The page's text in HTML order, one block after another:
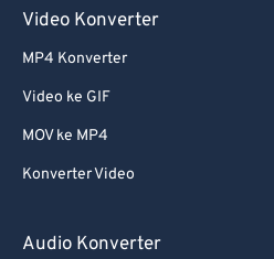
Video Konverter
MP4 Konverter
Video ke GIF
MOV ke MP4
Konverter Video
Audio Konverter